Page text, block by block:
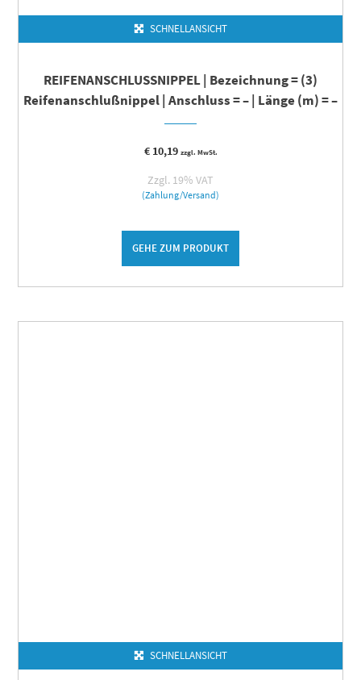
SCHNELLANSICHT
REIFENANSCHLUSSNIPPEL | Bezeichnung = (3)
Reifenanschlußnippel | Anschluss = – | Länge (m) = –
€10,19 zzgl. MwSt.
Zzgl. 19% VAT
(Zahlung/Versand)
GEHE ZUM PRODUKT
SCHNELLANSICHT